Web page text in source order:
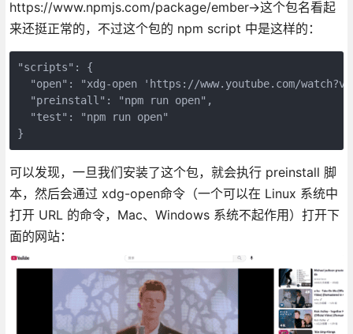
https://www.npmjs.com/package/ember->这个包名看起
来还挺正常的，不过这个包的 npm script 中是这样的：
"scripts": {
"open": "xdg-open 'https://www.youtube.com/
  "preinstall": "npm run open",
  "test": "npm run open"
}
可以发现，一旦我们安装了这个包，就会执行 preinstall 脚
本，然后会通过 xdg-open命令（一个可以在 Linux 系统中
打开 URL 的命令，Mac、Windows 系统不起作用）打开下
面的网站：